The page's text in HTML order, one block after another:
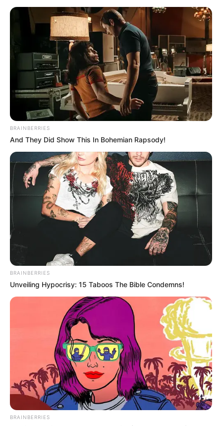
Dhevaprom: Phon Cheewan
7.5 /10 (1 Votes)
Beri Rating & Review
Netflix resmi menghadirkan drama Thailand berjudulDhevaprom:
Phon Cheewanmulai 27 Juli 2024. Drama ini tayang pada hari
Jumat hingga Minggu.
Kao Noppakao Dechaphatthanakun menjadi salah satu pemeran
utama di sini. Kao sebelumnya sukses dengan dramaDhevaprom:
Dujupsorn
(2024).
BRAINBERRIES
And They Did Show This In Bohemian Rapsody!
BRAINBERRIES
Unveiling Hypocrisy: 15 Taboos The Bible Condemns!
BRAINBERRIES